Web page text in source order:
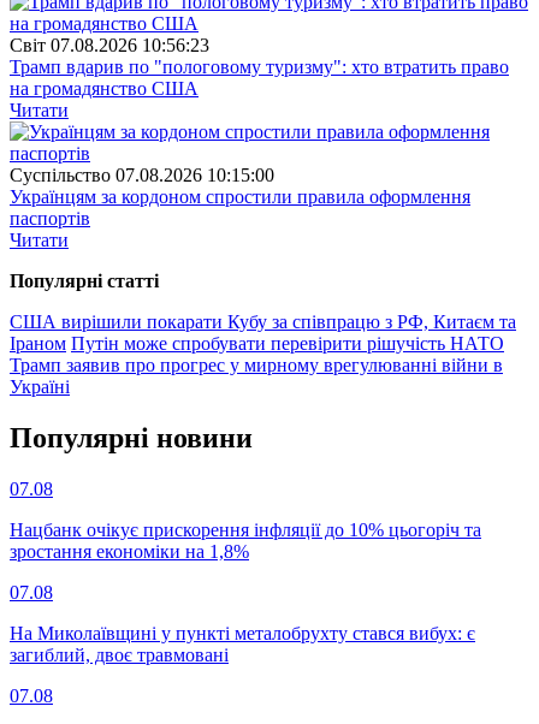
Свiт 07.08.2026 10:56:23
Трамп вдарив по "пологовому туризму": хто втратить право
на громадянство США
Читати
Суспiльство 07.08.2026 10:15:00
Українцям за кордоном спростили правила оформлення
паспортів
Читати
Популярнi статтi
США вирішили покарати Кубу за співпрацю з РФ, Китаєм та
Іраном Путін може спробувати перевірити рішучість НАТО
Трамп заявив про прогрес у мирному врегулюванні війни в
Україні
Популярнi новини
07.08
Нацбанк очікує прискорення інфляції до 10% цьогоріч та
зростання економіки на 1,8%
07.08
На Миколаївщині у пункті металобрухту стався вибух: є
загиблий, двоє травмовані
07.08